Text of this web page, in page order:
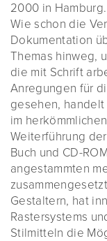
2000 in Hamburg.
Wie schon die
Dokumentation
Themas hinweg,
die mit Schrift
Anregungen für
gesehen, handelt
im
Weiterführung
Buch und CD-
angestammten
Gestaltern, hat
Rastersystems
Stilmitteln die